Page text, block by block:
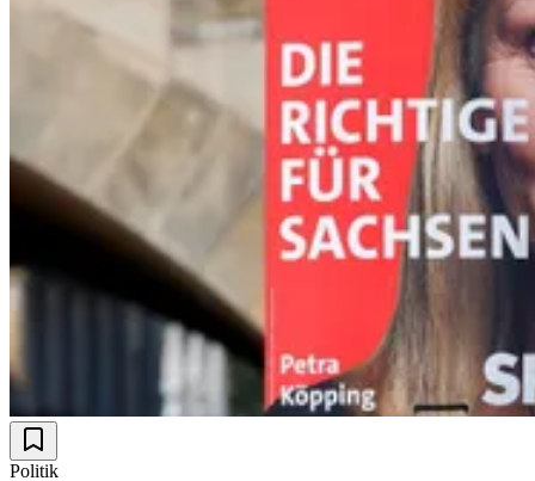
Politik